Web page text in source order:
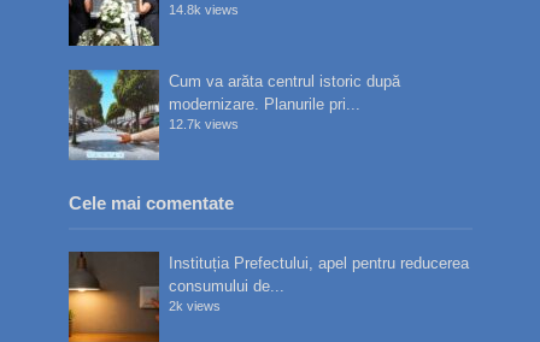
14.8k views
Cum va arăta centrul istoric după
modernizare. Planurile pri...
12.7k views
Cele mai comentate
Instituția Prefectului, apel pentru reducerea
consumului de...
2k views